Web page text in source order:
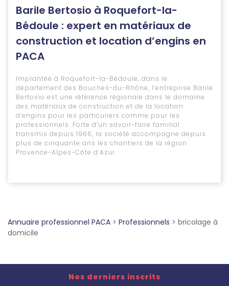
Barile Bertosio à Roquefort-la-
Bédoule : expert en matériaux de
construction et location d’engins en
PACA
Implantée à Roquefort-la-Bédoule, dans le
département des Bouches-du-Rhône, l’entreprise Barile
Bertosio est une référence régionale dans le domaine
des matériaux de construction et de la location
d’engins pour les particuliers comme pour les
professionnels. Forte d’un savoir-faire familial
transmis depuis 1966, la société accompagne depuis
plus de cinquante ans les chantiers de la région
Provence-Alpes-Côte d’Azur.
Annuaire professionnel PACA > Professionnels > bricolage à
domicile
Nos derniers inscrits